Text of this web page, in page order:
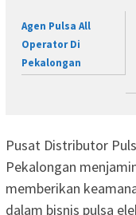
Agen Pulsa All
Operator Di
Pekalongan
Pusat Distributor
Pekalongan
memberikan
dalam bisnis pulsa